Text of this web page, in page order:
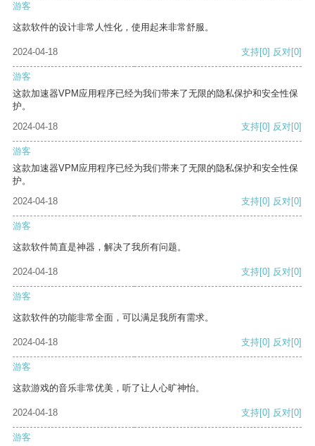
游客
这款软件的设计非常人性化，使用起来非常舒服。
2024-04-18 支持[0] 反对[0]
游客
这款加速器VPM应用程序已经为我们带来了无限的隐私保护和安全性保
护。
2024-04-18
支持[0] 反对[0]
游客
这款加速器VPM应用程序已经为我们带来了无限的隐私保护和安全性保
护。
2024-04-18
支持[0] 反对[0]
游客
这款软件简直是神器，解决了我所有问题。
2024-04-18 支持[0] 反对[0]
游客
这款软件的功能非常全面，可以满足我所有需求。
2024-04-18 支持[0] 反对[0]
游客
这款游戏的音乐非常优美，听了让人心旷神怡。
2024-04-18 支持[0] 反对[0]
游客